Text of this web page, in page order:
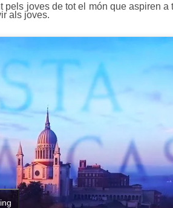
joves de tot el món que aspiren a
als joves.